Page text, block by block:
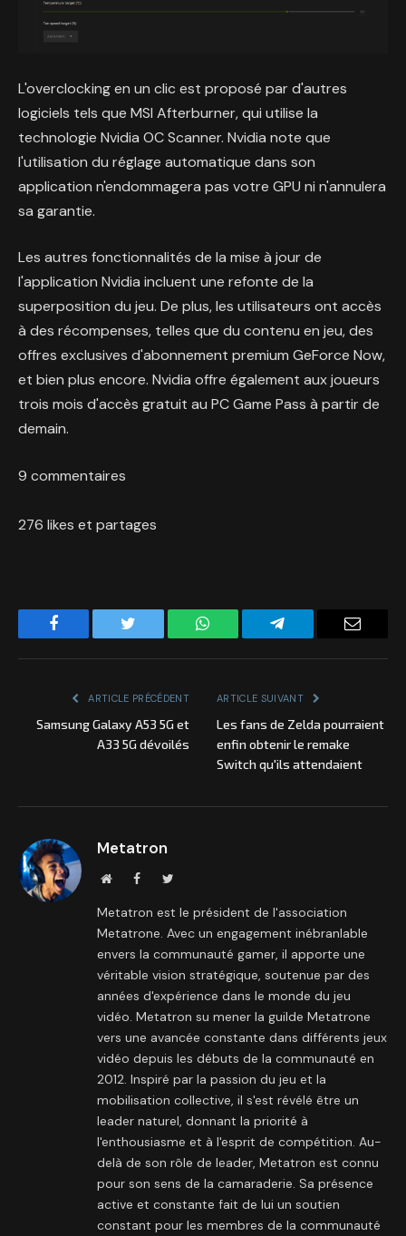
L'overclocking en un clic est proposé par d'autres
logiciels tels que MSI Afterburner, qui utilise la
technologie Nvidia OC Scanner. Nvidia note que
l'utilisation du réglage automatique dans son
application n'endommagera pas votre GPU ni n'annulera
sa garantie.
Les autres fonctionnalités de la mise à jour de
l'application Nvidia incluent une refonte de la
superposition du jeu. De plus, les utilisateurs ont accès
à des récompenses, telles que du contenu en jeu, des
offres exclusives d'abonnement premium GeForce Now,
et bien plus encore. Nvidia offre également aux joueurs
trois mois d'accès gratuit au PC Game Pass à partir de
demain.
9 commentaires
276 likes et partages
Facebook Twitter WhatsApp Telegram Email
ARTICLE PRÉCÉDENT
Samsung Galaxy A53 5G et
A33 5G dévoilés
ARTICLE SUIVANT
Les fans de Zelda pourraient
enfin obtenir le remake
Switch qu'ils attendaient
Metatron
Site
FacebookTwitter
Metatron est le président de l'association
Metatrone. Avec un engagement inébranlable
envers la communauté gamer, il apporte une
véritable vision stratégique, soutenue par des
années d'expérience dans le monde du jeu
vidéo. Metatron su mener la guilde Metatrone
vers une avancée constante dans différents jeux
vidéo depuis les débuts de la communauté en
2012. Inspiré par la passion du jeu et la
mobilisation collective, il s'est révélé être un
leader naturel, donnant la priorité à
l'enthousiasme et à l'esprit de compétition. Au-
delà de son rôle de leader, Metatron est connu
pour son sens de la camaraderie. Sa présence
active et constante fait de lui un soutien
constant pour les membres de la communauté